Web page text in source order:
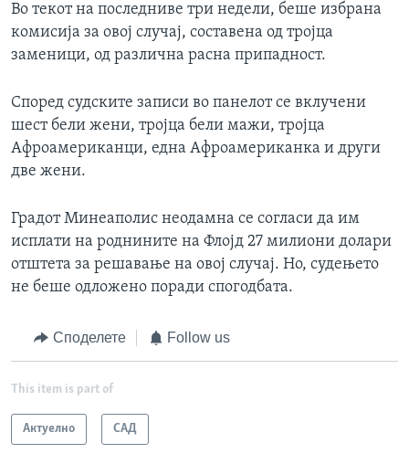
Во текот на последниве три недели, беше избрана
комисија за овој случај, составена од тројца
заменици, од различна расна припадност.
Според судските записи во панелот се вклучени
шест бели жени, тројца бели мажи, тројца
Афроамериканци, една Афроамериканка и други
две жени.
Градот Минеаполис неодамна се согласи да им
исплати на роднините на Флојд 27 милиони долари
отштета за решавање на овој случај. Но, судењето
не беше одложено поради спогодбата.
Споделете Follow us
This item is part of
Актуелно САД